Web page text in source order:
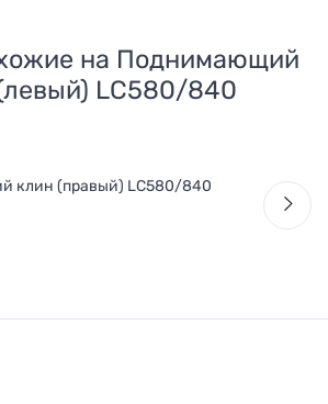
на Поднимающий
LC580/840
клин (правый) LC580/840